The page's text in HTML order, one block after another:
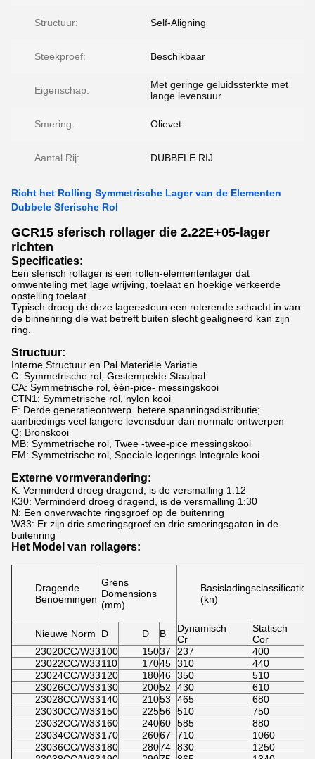
Structuur: Self-Aligning
Steekproef: Beschikbaar
Eigenschap:
Met geringe geluidssterkte met
lange levensuur
Smering: Olievet
Aantal Rij: DUBBELE RIJ
Richt het Rolling Symmetrische Lager van de Elementen
Dubbele Sferische Rol
GCR15 sferisch rollager die 2.22E+05-lager
richten
Specificaties:
Een sferisch rollager is een rollen-elementenlager dat
omwenteling met lage wrijving, toelaat en hoekige verkeerde
opstelling toelaat.
Typisch droeg de deze lagerssteun een roterende schacht in van
de binnenring die wat betreft buiten slecht gealigneerd kan zijn
ring.
Structuur:
Interne Structuur en Pal Materiële Variatie
C: Symmetrische rol, Gestempelde Staalpal
CA: Symmetrische rol, één-pice- messingskooi
CTN1: Symmetrische rol, nylon kooi
E: Derde generatieontwerp. betere spanningsdistributie;
aanbiedings veel langere levensduur dan normale ontwerpen
Q: Bronskooi
MB: Symmetrische rol, Twee -twee-pice messingskooi
EM: Symmetrische rol, Speciale legerings Integrale kooi.
Externe vormverandering:
K: Verminderd droeg dragend, is de versmalling 1:12
K30: Verminderd droeg dragend, is de versmalling 1:30
N: Een onverwachte ringsgroef op de buitenring
W33: Er zijn drie smeringsgroef en drie smeringsgaten in de
buitenring
Het Model van rollagers:
Dragende
Benoemingen
Grens
Domensions
(mm)
Basisladingsclassificatie
(kn)
Nieuwe Norm
D D B
Dynamisch
Cr
Statisch
Cor
23020CC/W33100 15037 237 400
23022CC/W33110 17045 310 440
23024CC/W33120 18046 350 510
23026CC/W33130 20052 430 610
23028CC/W33140 21053 465 680
23030CC/W33150 22556 510 750
23032CC/W33160 24060 585 880
23034CC/W33170 26067 710 1060
23036CC/W33180 28074 830 1250